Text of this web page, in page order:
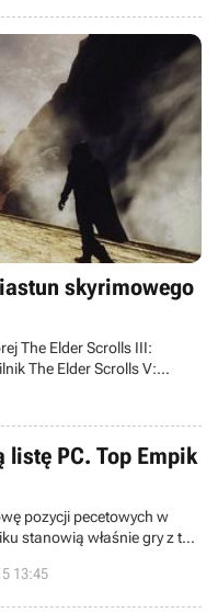
skyrimowego
The Elder Scrolls III:
The Elder Scrolls V:
tym razem
PC. Top Empik
pozycji pecetowych w
stanowią właśnie gry z tej
tytułami
się w dwustu
13:45